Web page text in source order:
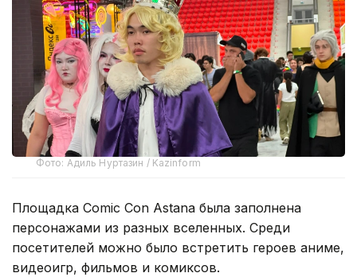
Фото: Адиль Нуртазин / Kazinform
Площадка Comic Con Astana была заполнена
персонажами из разных вселенных. Среди
посетителей можно было встретить героев аниме,
видеоигр, фильмов и комиксов.